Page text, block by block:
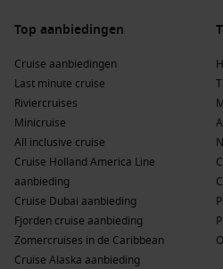
Top aanbiedingen
Cruise aanbiedingen
Last minute cruise
Riviercruises
Minicruise
All inclusive cruise
Cruise Holland America Line
aanbieding
Cruise Dubai aanbieding
Fjorden cruise aanbieding
Zomercruises in de Caribbean
Cruise Alaska aanbieding